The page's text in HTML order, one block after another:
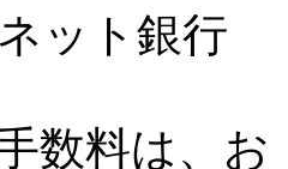
ット銀行
数料は、お